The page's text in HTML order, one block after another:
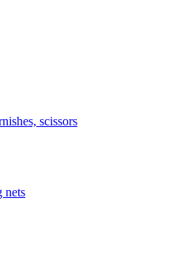
scissors
nets